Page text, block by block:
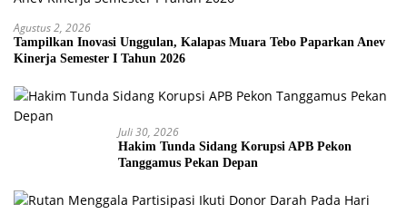
Agustus 2, 2026
Tampilkan Inovasi Unggulan, Kalapas Muara Tebo Paparkan Anev
Kinerja Semester I Tahun 2026
Juli 30, 2026
Hakim Tunda Sidang Korupsi APB Pekon
Tanggamus Pekan Depan